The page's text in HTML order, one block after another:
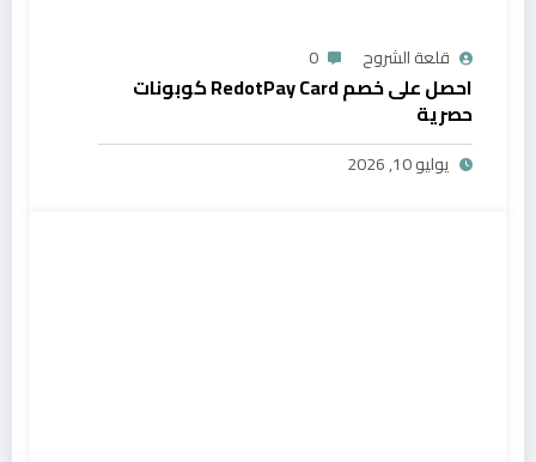
قلعة الشروح 0
احصل على خصم RedotPay Card كوبونات
حصرية
يوليو 10, 2026